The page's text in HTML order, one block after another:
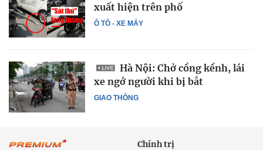
Ô TÔ - XE MÁY
xuất hiện trên phố
GIAO THÔNG
Hà Nội: Chở cồng kềnh, lái
xe ngớ người khi bị bắt
Chính trị